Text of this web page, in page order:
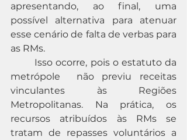
apresentando, ao final, uma
possível alternativa para atenuar
esse cenário de falta de verbas para
as RMs.
metrópole  não previu receitas
vinculantes às Regiões
Metropolitanas. Na prática, os
recursos atribuídos às RMs se
tratam de repasses voluntários a